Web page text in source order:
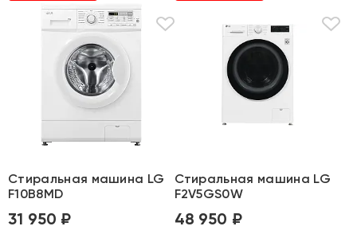
Стиральная машина LG
F10B8MD
31 950 ₽
Стиральная машина LG
F2V5GS0W
48 950 ₽